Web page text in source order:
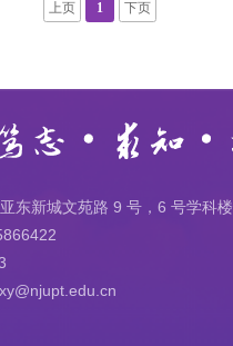
上页 1 下页
东新城文苑路 9 号，6 号学科楼